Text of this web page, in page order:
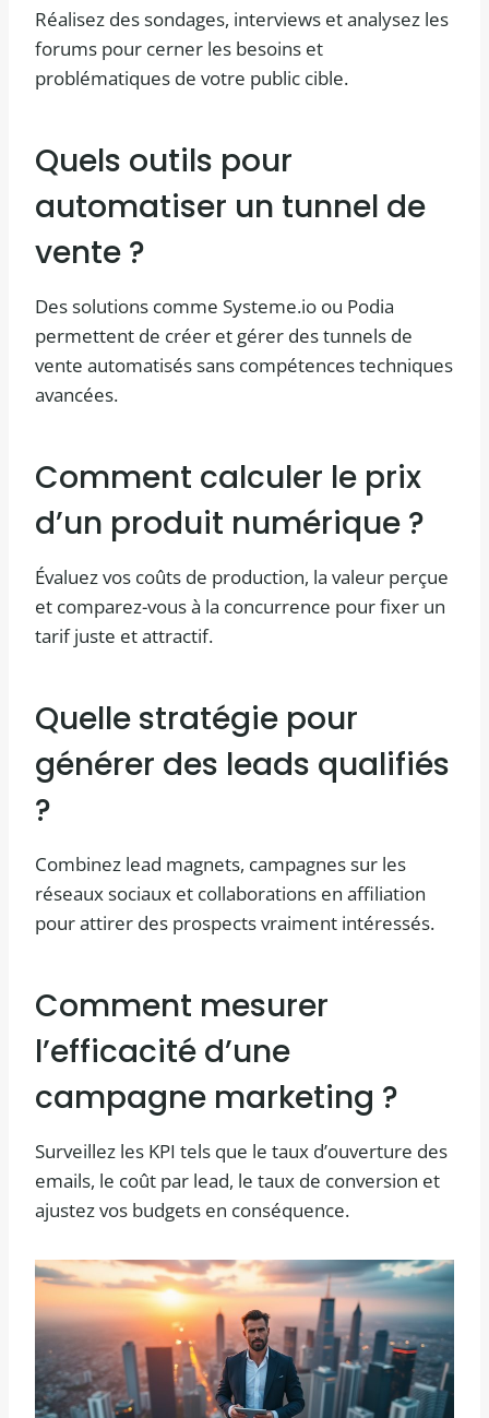
Réalisez des sondages, interviews et analysez les
forums pour cerner les besoins et
problématiques de votre public cible.
Quels outils pour
automatiser un tunnel de
vente ?
Des solutions comme Systeme.io ou Podia
permettent de créer et gérer des tunnels de
vente automatisés sans compétences techniques
avancées.
Comment calculer le prix
d’un produit numérique ?
Évaluez vos coûts de production, la valeur perçue
et comparez-vous à la concurrence pour fixer un
tarif juste et attractif.
Quelle stratégie pour
générer des leads qualifiés
?
Combinez lead magnets, campagnes sur les
réseaux sociaux et collaborations en affiliation
pour attirer des prospects vraiment intéressés.
Comment mesurer
l’efficacité d’une
campagne marketing ?
Surveillez les KPI tels que le taux d’ouverture des
emails, le coût par lead, le taux de conversion et
ajustez vos budgets en conséquence.